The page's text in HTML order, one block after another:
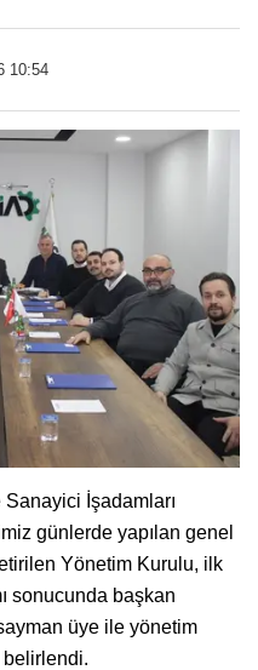
10:54
İşadamları
günlerde yapılan genel
Yönetim Kurulu, ilk
sonucunda başkan
üye ile yönetim
belirlendi.